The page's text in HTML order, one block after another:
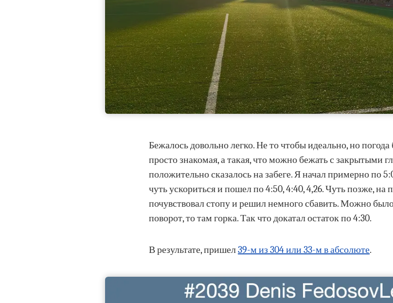
Бежалось довольно легко. Не то чтобы идеально, но
просто знакомая, а такая, что можно бежать с закрытыми
положительно сказалось на забеге. Я начал примерно по
чуть ускориться и пошел по 4:50, 4:40, 4,26. Чуть позже, на
почувствовал стопу и решил немного сбавить. Можно
поворот, то там горка. Так что докатал остаток по 4:30.
В результате, пришел39-м из 304 или 33-м в абсолюте.